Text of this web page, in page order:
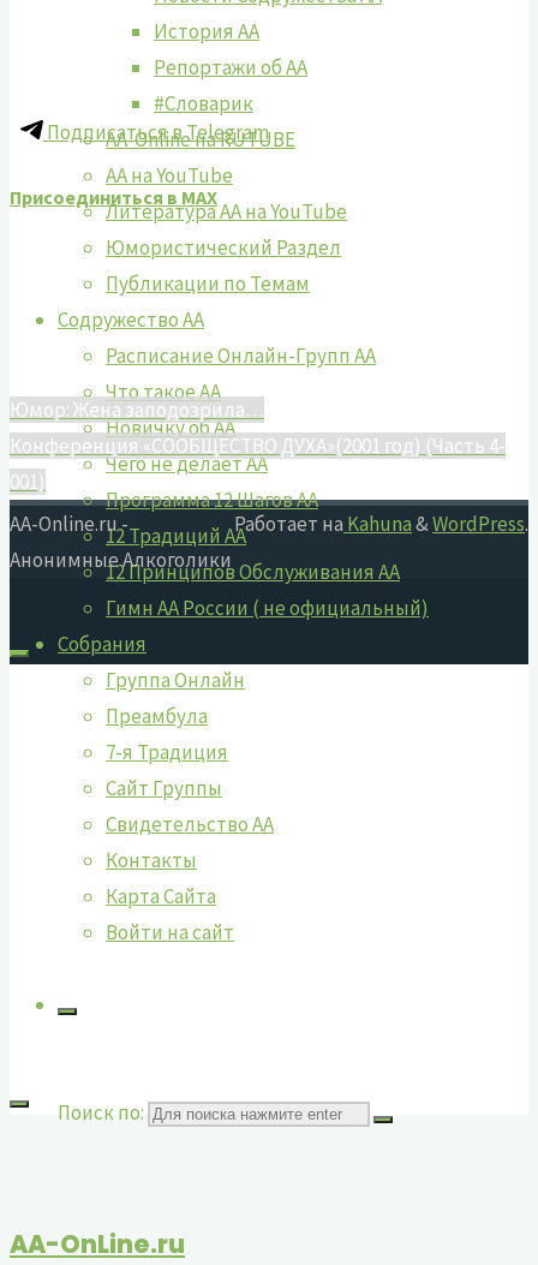
История АА
Репортажи об АА
#Словарик
AA-Online на RUTUBE
АA на YouTube
Литература АА на YouTube
Юмористический Раздел
Публикации по Темам
Содружество АА
Расписание Онлайн-Групп АА
Что такое АА
Новичку об АА
Чего не делает АА
Программа 12 Шагов АА
12 Традиций АА
12 Принципов Обслуживания АА
Гимн АА России ( не официальный)
Собрания
Группа Онлайн
Преамбула
7-я Традиция
Сайт Группы
Свидетельство АА
Контакты
Карта Сайта
Войти на сайт
Поиск по:
AA-OnLine.ru
Подписаться в Telegram
Присоединиться в MAX
Юмор: Жена заподозрила…
Конференция «СООБЩЕСТВО ДУХА»(2001 год) (Часть 4-
001)
Работает на Kahuna&WordPress.
AA-Online.ru -
Анонимные Алкоголики